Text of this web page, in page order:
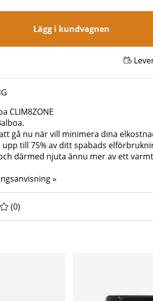
Lägg i kundvagnen
CLIM8ZONE
gå nu när vill minimera dina
upp till 75% av ditt spabads
därmed njuta ännu mer av ett
»
0 AV 5 ANTAL BETYG 0
(0)